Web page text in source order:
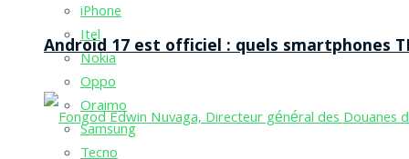
Android 17 est officiel : quels smartphones
iPhone
Itel
Nokia
Oppo
Oraimo
Samsung